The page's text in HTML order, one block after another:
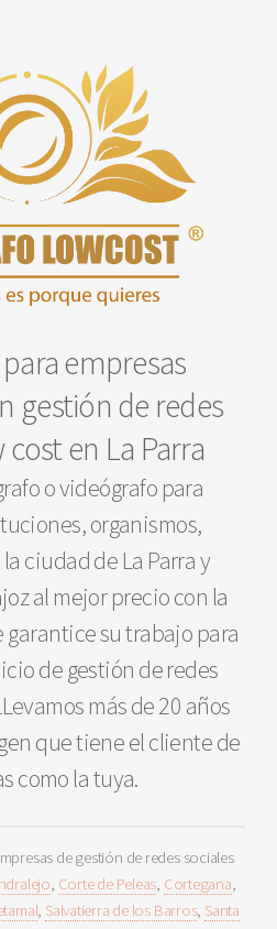
empresas
gestión de redes
en La Parra
o videógrafo para
organismos,
ciudad de La Parra y
al mejor precio con la
su trabajo para
de gestión de redes
más de 20 años
que tiene el cliente de
como la tuya.
de gestión de redes sociales
, Corte de Peleas, Cortegana,
, Salvatierra de los Barros, Santa